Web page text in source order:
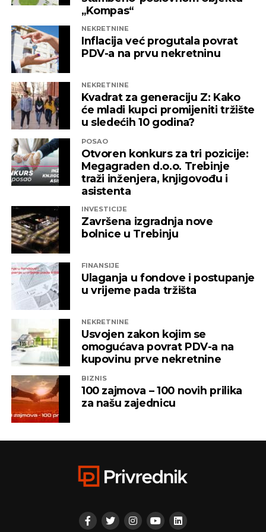
„Kompas“
NEKRETNINE
Inflacija već progutala povrat
PDV-a na prvu nekretninu
NEKRETNINE
Kvadrat za generaciju Z: Kako
će mladi kupci promijeniti tržište
u sledećih 10 godina?
POSAO
Otvoren konkurs za tri pozicije:
Megagraden d.o.o. Trebinje
traži inženjera, knjigovođu i
asistenta
INVESTICIJE
Završena izgradnja nove
bolnice u Trebinju
FINANSIJE
Ulaganja u fondove i postupanje
u vrijeme pada tržišta
NEKRETNINE
Usvojen zakon kojim se
omogućava povrat PDV-a na
kupovinu prve nekretnine
BIZNIS
100 zajmova – 100 novih prilika
za našu zajednicu